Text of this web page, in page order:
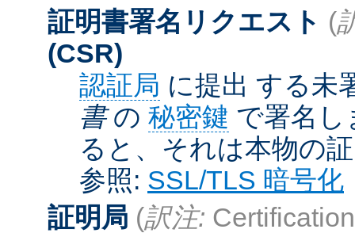
証明書署名リクエスト (
(CSR)
認証局 に提出 する未
書の 秘密鍵 で署名し
ると、それは本物の
参照: SSL/TLS 暗号化
証明局 (訳注: